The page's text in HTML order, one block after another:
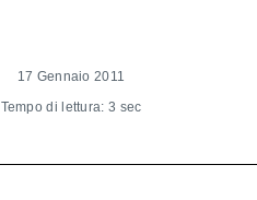
17 Gennaio 2011
Tempo di lettura: 3 sec